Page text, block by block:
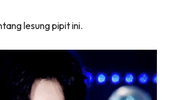
lesung pipit ini.